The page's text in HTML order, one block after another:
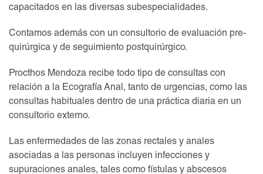
capacitados en las diversas subespecialidades.
Contamos además con un consultorio de evaluación pre-
quirúrgica y de seguimiento postquirúrgico.
Procthos Mendoza recibe todo tipo de consultas con
relación a la Ecografía Anal, tanto de urgencias, como las
consultas habituales dentro de una práctica diaria en un
consultorio externo.
Las enfermedades de las zonas rectales y anales
asociadas a las personas incluyen infecciones y
supuraciones anales, tales como fístulas y abscesos